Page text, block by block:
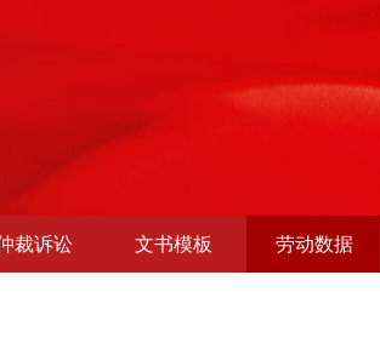
裁诉讼 文书模板 劳动数据